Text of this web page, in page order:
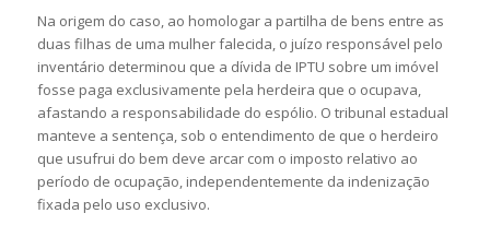
Na origem do caso, ao homologar a partilha de bens entre as
duas filhas de uma mulher falecida, o juízo responsável pelo
inventário determinou que a dívida de IPTU sobre um imóvel
fosse paga exclusivamente pela herdeira que o ocupava,
afastando a responsabilidade do espólio. O tribunal estadual
manteve a sentença, sob o entendimento de que o herdeiro
que usufrui do bem deve arcar com o imposto relativo ao
período de ocupação, independentemente da indenização
fixada pelo uso exclusivo.